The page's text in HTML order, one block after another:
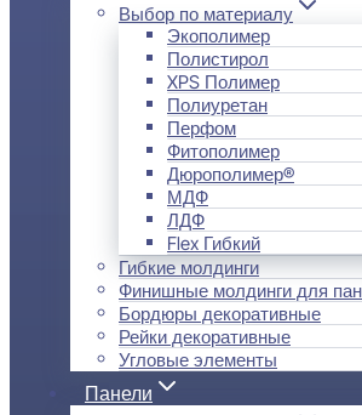
Выбор по материалу
Экополимер
Полистирол
XPS Полимер
Полиуретан
Перфом
Фитополимер
Дюрополимер®
МДФ
ЛДФ
Flex Гибкий
Гибкие молдинги
Финишные молдинги для
Бордюры декоративные
Рейки декоративные
Угловые элементы
Панели